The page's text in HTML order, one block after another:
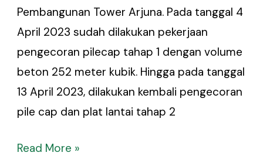
Pembangunan Tower Arjuna. Pada tanggal 4
April 2023 sudah dilakukan pekerjaan
pengecoran pilecap tahap 1 dengan volume
beton 252 meter kubik. Hingga pada tanggal
13 April 2023, dilakukan kembali pengecoran
pile cap dan plat lantai tahap 2
Read More »